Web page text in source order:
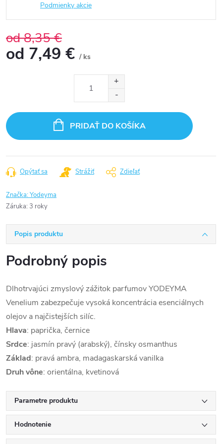
Podmienky akcie
od 8,35 €
od 7,49 € / ks
PRIDAŤ DO KOŠÍKA
Opýtať sa Strážiť Zdieľať
Značka:Yodeyma
Záruka: 3 roky
Popis produktu
Podrobný popis
Dlhotrvajúci zmyslový zážitok parfumov YODEYMA
Venelium zabezpečuje vysoká koncentrácia esenciálnych
olejov a najčistejších silíc.
Hlava: paprička, černice
Srdce: jasmín pravý (arabský), čínsky osmanthus
Základ: pravá ambra, madagaskarská vanilka
Druhvône: orientálna, kvetinová
Parametre produktu
Hodnotenie